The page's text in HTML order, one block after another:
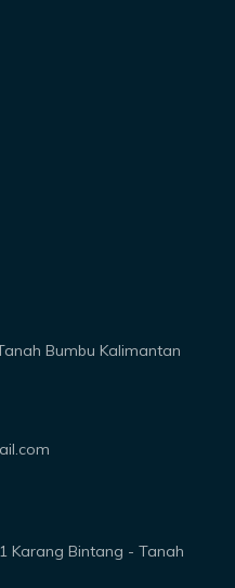
Bumbu Kalimantan
Karang Bintang - Tanah